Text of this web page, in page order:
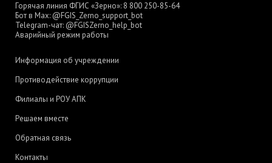
Горячая линия ФГИС «Зерно»: 8 800 250-85-64
Бот в Max: @FGIS_Zerno_support_bot
Telegram-чат: @FGISZerno_help_bot
Аварийный режим работы
Информация об учреждении
Противодействие коррупции
Филиалы и РОУ АПК
Решаем вместе
Обратная связь
Контакты